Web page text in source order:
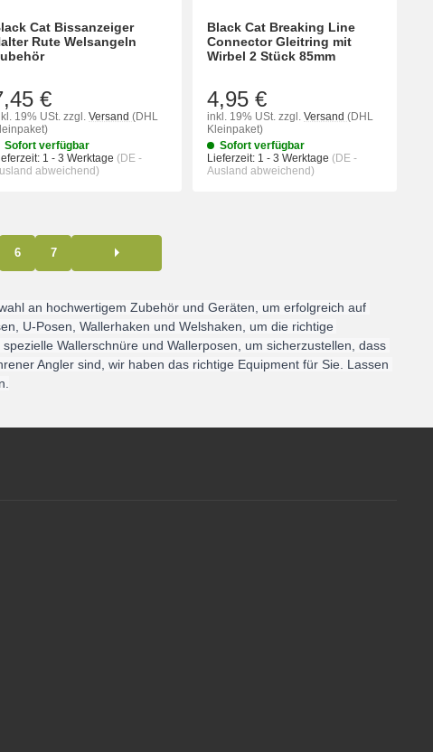
Cat Bissanzeiger
Rute Welsangeln
€
19% USt. zzgl. Versand (DHL
Sofort verfügbar
1 - 3 Werktage (DE -
abweichend)
Black Cat Breaking Line
Connector Gleitring mit
Wirbel 2 Stück 85mm
4,95 €
inkl. 19% USt. zzgl. Versand (DHL
Kleinpaket)
Sofort verfügbar
Lieferzeit: 1 - 3 Werktage (DE -
Ausland abweichend)
6 7
an hochwertigem Zubehör und Geräten, um erfolgreich auf
U-Posen, Wallerhaken und Welshaken, um die richtige
Wallerschnüre und Wallerposen, um sicherzustellen, dass
Angler sind, wir haben das richtige Equipment für Sie. Lassen